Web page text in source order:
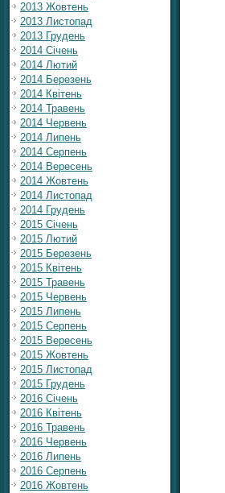
2013 Жовтень
2013 Листопад
2013 Грудень
2014 Січень
2014 Лютий
2014 Березень
2014 Квітень
2014 Травень
2014 Червень
2014 Липень
2014 Серпень
2014 Вересень
2014 Жовтень
2014 Листопад
2014 Грудень
2015 Січень
2015 Лютий
2015 Березень
2015 Квітень
2015 Травень
2015 Червень
2015 Липень
2015 Серпень
2015 Вересень
2015 Жовтень
2015 Листопад
2015 Грудень
2016 Січень
2016 Квітень
2016 Травень
2016 Червень
2016 Липень
2016 Серпень
2016 Жовтень